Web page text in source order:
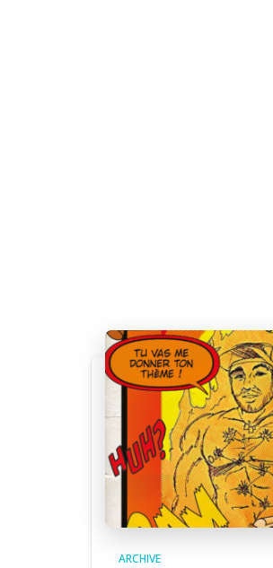
ARCHIVE